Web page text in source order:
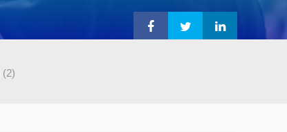
(2)